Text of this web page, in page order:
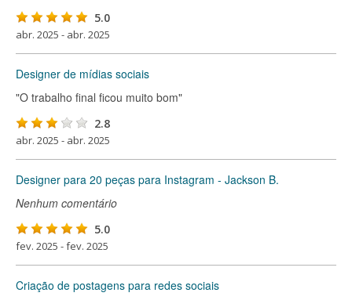
5.0
abr. 2025 - abr. 2025
Designer de mídias sociais
"O trabalho final ficou muito bom"
2.8
abr. 2025 - abr. 2025
Designer para 20 peças para Instagram - Jackson B.
Nenhum comentário
5.0
fev. 2025 - fev. 2025
Criação de postagens para redes sociais